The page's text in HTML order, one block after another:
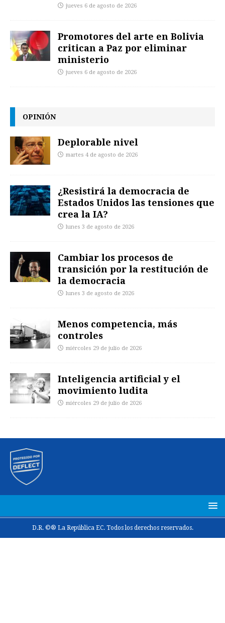
jueves 6 de agosto de 2026
Promotores del arte en Bolivia
critican a Paz por eliminar
ministerio
jueves 6 de agosto de 2026
OPINIÓN
Deplorable nivel
martes 4 de agosto de 2026
¿Resistirá la democracia de
Estados Unidos las tensiones que
crea la IA?
lunes 3 de agosto de 2026
Cambiar los procesos de
transición por la restitución de
la democracia
lunes 3 de agosto de 2026
Menos competencia, más
controles
miércoles 29 de julio de 2026
Inteligencia artificial y el
movimiento ludita
miércoles 29 de julio de 2026
D.R. ©® La República EC. Todos los derechos reservados.